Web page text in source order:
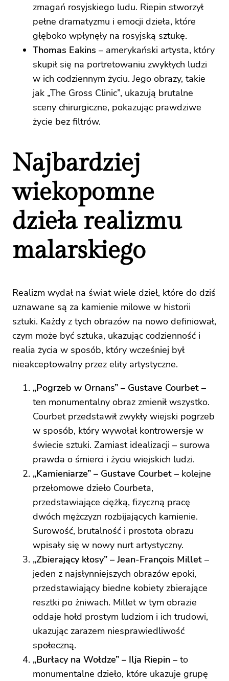
zmagań rosyjskiego ludu. Riepin stworzył
pełne dramatyzmu i emocji dzieła, które
głęboko wpłynęły na rosyjską sztukę.
Thomas Eakins – amerykański artysta, który
skupił się na portretowaniu zwykłych ludzi
w ich codziennym życiu. Jego obrazy, takie
jak „The Gross Clinic”, ukazują brutalne
sceny chirurgiczne, pokazując prawdziwe
życie bez filtrów.
Najbardziej
wiekopomne
dzieła realizmu
malarskiego
Realizm wydał na świat wiele dzieł, które do dziś
uznawane są za kamienie milowe w historii
sztuki. Każdy z tych obrazów na nowo definiował,
czym może być sztuka, ukazując codzienność i
realia życia w sposób, który wcześniej był
nieakceptowalny przez elity artystyczne.
„Pogrzeb w Ornans” – Gustave Courbet –
ten monumentalny obraz zmienił wszystko.
Courbet przedstawił zwykły wiejski pogrzeb
w sposób, który wywołał kontrowersje w
świecie sztuki. Zamiast idealizacji – surowa
prawda o śmierci i życiu wiejskich ludzi.
„Kamieniarze” – Gustave Courbet – kolejne
przełomowe dzieło Courbeta,
przedstawiające ciężką, fizyczną pracę
dwóch mężczyzn rozbijających kamienie.
Surowość, brutalność i prostota obrazu
wpisały się w nowy nurt artystyczny.
„Zbierający kłosy” – Jean-François Millet –
jeden z najsłynniejszych obrazów epoki,
przedstawiający biedne kobiety zbierające
resztki po żniwach. Millet w tym obrazie
oddaje hołd prostym ludziom i ich trudowi,
ukazując zarazem niesprawiedliwość
społeczną.
„Burłacy na Wołdze” – Ilja Riepin – to
monumentalne dzieło, które ukazuje grupę